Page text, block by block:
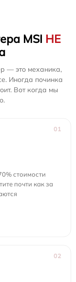
MSI НЕ
— это механика,
Иногда починка
Вот когда мы
01
стоимости
почти как за
02